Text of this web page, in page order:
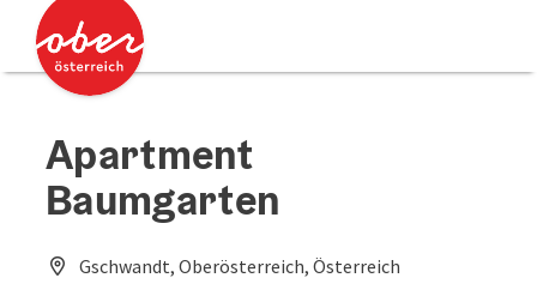
Zum Inhalt
Zum Seitenanfang
Apartment
Baumgarten
Gschwandt, Oberösterreich, Österreich